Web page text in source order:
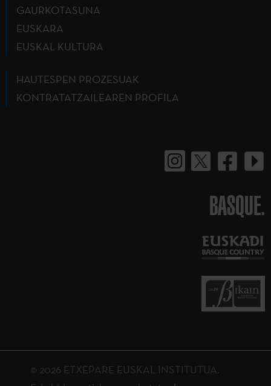
GAURKOTASUNA
EUSKARA
EUSKAL KULTURA
HAUTESPEN PROZESUAK
KONTRATATZAILEAREN PROFILA
BASQUE.
© 2026 ETXEPARE EUSKAL INSTITUTUA.